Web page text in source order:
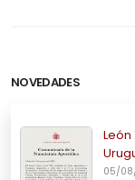
NOVEDADES
05/